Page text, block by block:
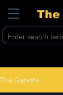
The
The Gazette